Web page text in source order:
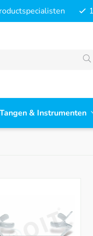
Tangen & Instrumenten